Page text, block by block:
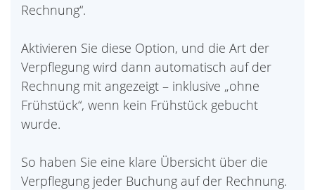
Rechnung“.
Aktivieren Sie diese Option, und die Art der
Verpflegung wird dann automatisch auf der
Rechnung mit angezeigt – inklusive „ohne
Frühstück“, wenn kein Frühstück gebucht
wurde.
So haben Sie eine klare Übersicht über die
Verpflegung jeder Buchung auf der Rechnung.